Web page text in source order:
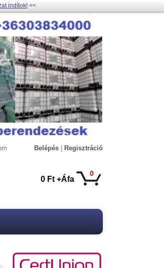
indítok!<<
Belépés Regisztráció
0
0 Ft +Áfa